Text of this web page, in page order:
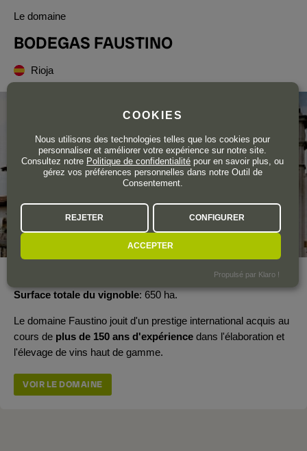
Le domaine
BODEGAS FAUSTINO
Rioja
Surface totale du vignoble 650 ha.
Le domaine Faustino jouit d'un prestige international acquis au
cours de plus de 150 ans d'expérience dans l'élaboration et
l'élevage de vins haut de gamme.
VOIR LE DOMAINE
COOKIES
Nous utilisons des technologies telles que los cookies pour
personnaliser et améliorer votre expérience sur notre site.
Consultez notre Politique de confidentialité pour en savoir plus, ou
gérez vos préférences personnelles dans notre Outil de
Consentement.
REJETER CONFIGURER
ACCEPTER
Propulsé par Klaro !